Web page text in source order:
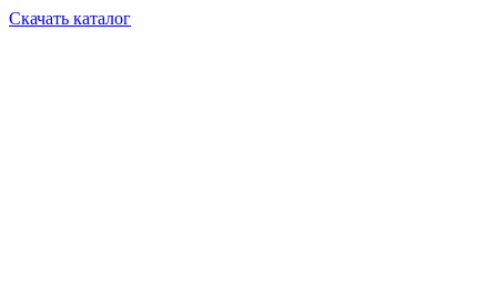
Скачать каталог